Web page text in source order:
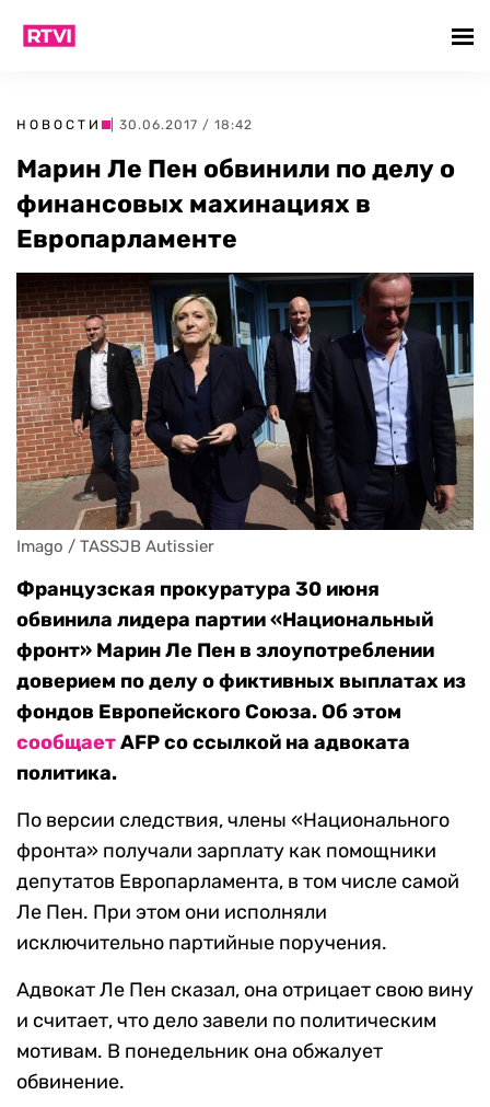
НОВОСТИ | 30.06.2017 / 18:42
Марин Ле Пен обвинили по делу о
финансовых махинациях в
Европарламенте
Imago / TASSJB Autissier
Французская прокуратура 30 июня
обвинила лидера партии «Национальный
фронт» Марин Ле Пен в злоупотреблении
доверием по делу о фиктивных выплатах из
фондов Европейского Союза. Об этом
сообщаетAFP со ссылкой на адвоката
политика.
По версии следствия, члены «Национального
фронта» получали зарплату как помощники
депутатов Европарламента, в том числе самой
Ле Пен. При этом они исполняли
исключительно партийные поручения.
Адвокат Ле Пен сказал, она отрицает свою вину
и считает, что дело завели по политическим
мотивам. В понедельник она обжалует
обвинение.